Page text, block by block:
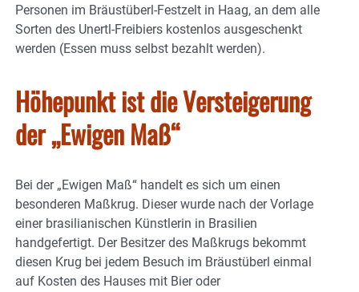
Personen im Bräustüberl-Festzelt in Haag, an dem alle
Sorten des Unertl-Freibiers kostenlos ausgeschenkt
werden (Essen muss selbst bezahlt werden).
Höhepunkt ist die Versteigerung
der „Ewigen Maß“
Bei der „Ewigen Maß“ handelt es sich um einen
besonderen Maßkrug. Dieser wurde nach der Vorlage
einer brasilianischen Künstlerin in Brasilien
handgefertigt. Der Besitzer des Maßkrugs bekommt
diesen Krug bei jedem Besuch im Bräustüberl einmal
auf Kosten des Hauses mit Bier oder